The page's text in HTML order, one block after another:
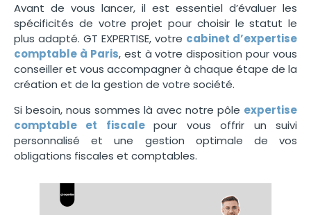
Avant de vous lancer, il est essentiel d’évaluer les
spécificités de votre projet pour choisir le statut le
plus adapté. GT EXPERTISE, votre cabinet d’expertise
comptable à Paris, est à votre disposition pour vous
conseiller et vous accompagner à chaque étape de la
création et de la gestion de votre société.
Si besoin, nous sommes là avec notre pôle expertise
comptable et fiscalepour vous offrir un suivi
personnalisé et une gestion optimale de vos
obligations fiscales et comptables.